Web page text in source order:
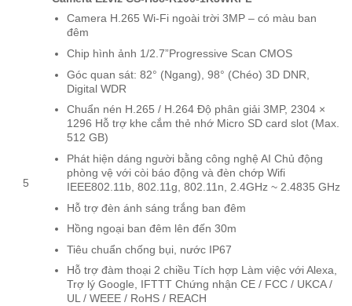
5
Camera H.265 Wi-Fi ngoài trời 3MP – có màu ban
đêm
Chip hình ảnh 1/2.7”Progressive Scan CMOS
Góc quan sát: 82° (Ngang), 98° (Chéo) 3D DNR,
Digital WDR
Chuẩn nén H.265 / H.264 Độ phân giải 3MP, 2304 ×
1296 Hỗ trợ khe cắm thẻ nhớ Micro SD card slot (Max.
512 GB)
Phát hiện dáng người bằng công nghệ AI Chủ động
phòng vệ với còi báo động và đèn chớp Wifi
IEEE802.11b, 802.11g, 802.11n, 2.4GHz ~ 2.4835 GHz
Hỗ trợ đèn ánh sáng trắng ban đêm
Hồng ngoại ban đêm lên đến 30m
Tiêu chuẩn chống bụi, nước IP67
Hỗ trợ đàm thoại 2 chiều Tích hợp Làm việc với Alexa,
Trợ lý Google, IFTTT Chứng nhận CE / FCC / UKCA /
UL / WEEE / RoHS / REACH